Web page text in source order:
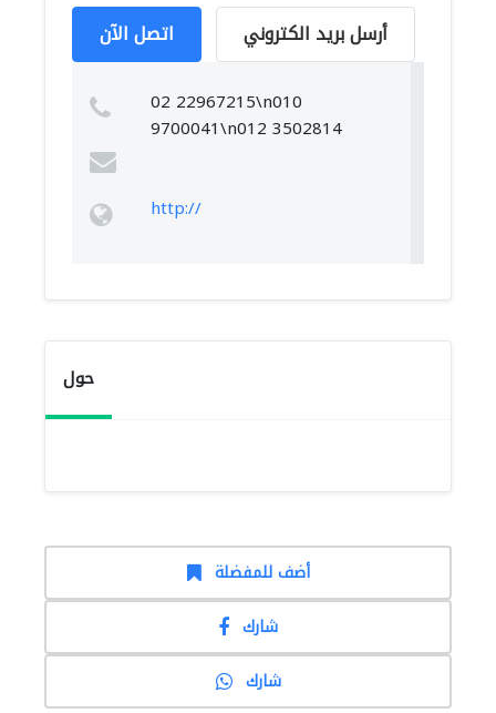
اتصل الآن أرسل بريد الكتروني
02 22967215\n010
9700041\n012 3502814
http://
حول
أضف للمفضلة
شارك
شارك